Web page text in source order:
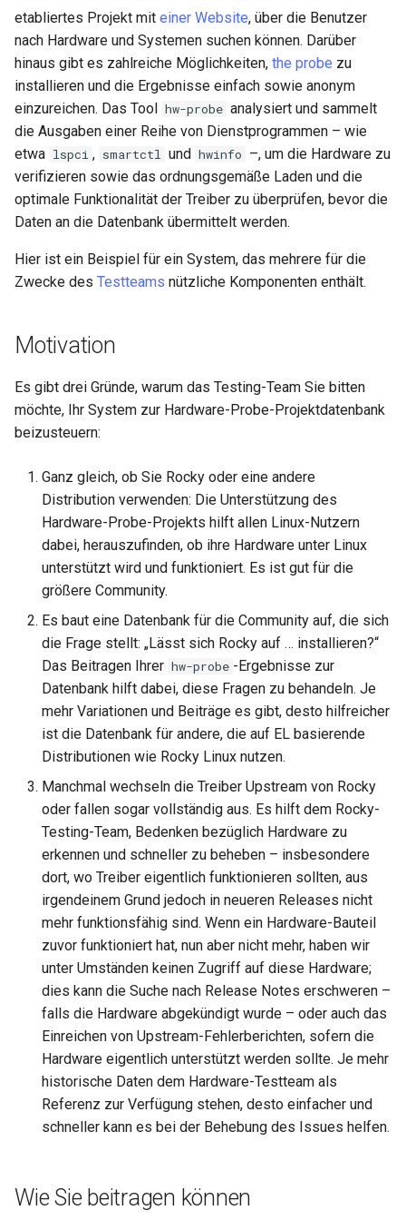
Desktop
DNS
Editors
Email
File Sharing Services
Hardware
ISOs
Migrating cgroups v1 to v2 on
Rocky Linux
Mirror Management
Network
Package Management
Proxies
Repositories
Security
SSH Certificate Authorities
and Key Signing
Systemd Units Hardening
WireGuard VPN
Troubleshooting
Virtualization
Web
Conclusions
Part 5.3 Squid
Kapitel 6 – Mail-Server
Part 7. High availability
Labor 10: Konfigurieren von
kubectl für den
Labor 11: Bereitstellung
Pod-Netzwerkrouten
Labo 12: Smoke-Test
Labor 13: Aufräumen
bash — Zeichenketten-Farbe
Service `systemd` - Python
Skript
Test der CPU-Kompatibilität
torsocks - Routen-Traffic Via
Tor/SOCKS5
Mit Xorriso auf physische
CDs/DVDs brennen
Release 8.6
Release 8.5
Release 8.4
Neuerungen 8
Rocky Linux Summer of
2024
Installation
QA:Testcase Media File
Conflicts
QA:Testcase Media
Repoclosure
QA:Testcase Media USB dd
Installation
Installer Sources
QA:Testcase Packages No
QA:Testcase Packages No
RHSM
QA:Testcase Application
Functionality
QA:Testcase Artwork and
Assets
QA:Testcase GNOME UI
Functionality
Management
QA:Testcase Keyboard
Layout
QA:Testcase Module Streams
QA:Testcase Multimonitor
Setup
QA:Testcase Basic Package
installs
QA:Testcase SELinux Errors
on Desktop clients
QA:Testcase System
etabliertes Projekt mit einer Website, über die Benutzer
nach Hardware und Systemen suchen können. Darüber
hinaus gibt es zahlreiche Möglichkeiten, the probe zu
installieren und die Ergebnisse einfach sowie anonym
einzureichen. Das Tool hw-probe analysiert und sammelt
die Ausgaben einer Reihe von Dienstprogrammen – wie
etwa lspci , smartctl und hwinfo –, um die Hardware zu
verifizieren sowie das ordnungsgemäße Laden und die
optimale Funktionalität der Treiber zu überprüfen, bevor die
Daten an die Datenbank übermittelt werden.
Hier ist ein Beispiel für ein System, das mehrere für die
Zwecke des Testteams nützliche Komponenten enthält.
Motivation
Es gibt drei Gründe, warum das Testing-Team Sie bitten
möchte, Ihr System zur Hardware-Probe-Projektdatenbank
beizusteuern:
Ganz gleich, ob Sie Rocky oder eine andere
Distribution verwenden: Die Unterstützung des
Hardware-Probe-Projekts hilft allen Linux-Nutzern
dabei, herauszufinden, ob ihre Hardware unter Linux
unterstützt wird und funktioniert. Es ist gut für die
größere Community.
Es baut eine Datenbank für die Community auf, die sich
die Frage stellt: „Lässt sich Rocky auf … installieren?“
Das Beitragen Ihrer hw-probe -Ergebnisse zur
Datenbank hilft dabei, diese Fragen zu behandeln. Je
mehr Variationen und Beiträge es gibt, desto hilfreicher
ist die Datenbank für andere, die auf EL basierende
Distributionen wie Rocky Linux nutzen.
Manchmal wechseln die Treiber Upstream von Rocky
oder fallen sogar vollständig aus. Es hilft dem Rocky-
Testing-Team, Bedenken bezüglich Hardware zu
erkennen und schneller zu beheben – insbesondere
dort, wo Treiber eigentlich funktionieren sollten, aus
irgendeinem Grund jedoch in neueren Releases nicht
mehr funktionsfähig sind. Wenn ein Hardware-Bauteil
zuvor funktioniert hat, nun aber nicht mehr, haben wir
unter Umständen keinen Zugriff auf diese Hardware;
dies kann die Suche nach Release Notes erschweren –
falls die Hardware abgekündigt wurde – oder auch das
Einreichen von Upstream-Fehlerberichten, sofern die
Hardware eigentlich unterstützt werden sollte. Je mehr
historische Daten dem Hardware-Testteam als
Referenz zur Verfügung stehen, desto einfacher und
schneller kann es bei der Behebung des Issues helfen.
Wie Sie beitragen können